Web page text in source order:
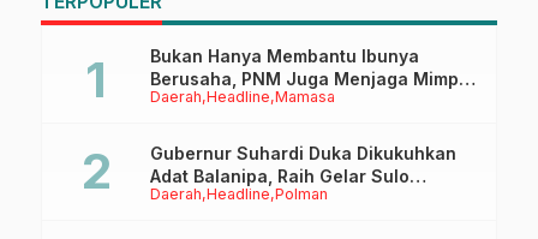
Daerah Headline Mamasa
Bukan Hanya Membantu Ibunya
Berusaha, PNM Juga Menjaga Mimpi
Anaknya Untuk Menggapai Cita-Cita
Daerah Headline Polman
Gubernur Suhardi Duka Dikukuhkan
Adat Balanipa, Raih Gelar Sulo
Tappidena